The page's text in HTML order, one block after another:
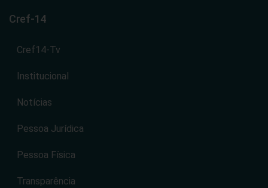
Cref-14
Cref14-Tv
Institucional
Notícias
Pessoa Jurídica
Pessoa Física
Transparência